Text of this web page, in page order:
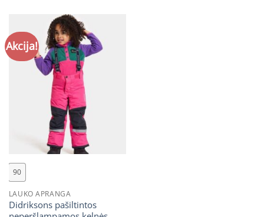
€89.00.€53.40.
Akcija!
90
LAUKO APRANGA
Didriksons pašiltintos